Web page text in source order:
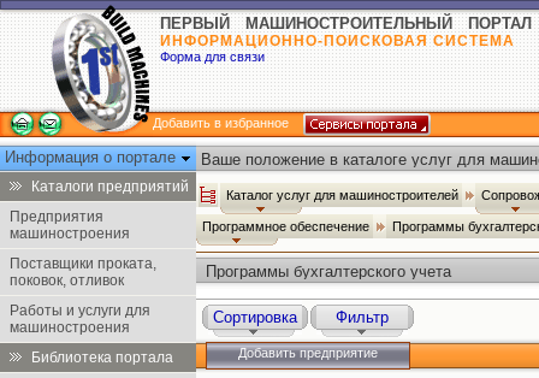
ПЕРВЫЙ МАШИНОСТРОИТЕЛЬНЫЙ ПОРТАЛ
ИНФОРМАЦИОННО-ПОИСКОВАЯ СИСТЕМА
Форма для связи
Добавить в избранное
Информация о портале
Каталоги предприятий
Предприятия
машиностроения
Поставщики проката,
поковок, отливок
Работы и услуги для
машиностроения
Библиотека портала
Ваше положение в каталоге услуг для
Каталог услуг для машиностроителей
Программное обеспечение Программы
Программы бухгалтерского учета
Сортировка Фильтр
Добавить предприятие